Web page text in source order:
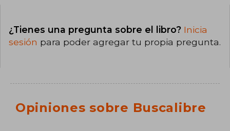
¿Tienes una pregunta sobre el libro? Inicia
sesión para poder agregar tu propia pregunta.
Opiniones sobre Buscalibre